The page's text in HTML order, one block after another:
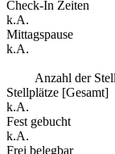
Check-In Zeiten
k.A.
Mittagspause
k.A.
Anzahl der
Stellplätze [Gesamt]
k.A.
Fest gebucht
k.A.
Frei belegbar